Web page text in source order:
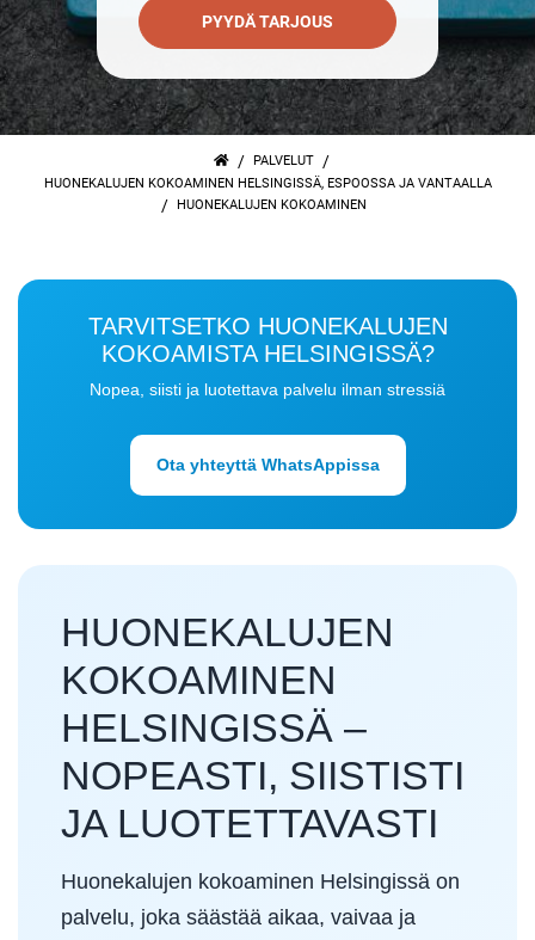
PYYDÄ TARJOUS
/ PALVELUT /
HUONEKALUJEN KOKOAMINEN HELSINGISSÄ, ESPOOSSA JA VANTAALLA
/ HUONEKALUJEN KOKOAMINEN
TARVITSETKO HUONEKALUJEN
KOKOAMISTA HELSINGISSÄ?
Nopea, siisti ja luotettava palvelu ilman stressiä
Ota yhteyttä WhatsAppissa
HUONEKALUJEN
KOKOAMINEN
HELSINGISSÄ –
NOPEASTI, SIISTISTI
JA LUOTETTAVASTI
Huonekalujen kokoaminen Helsingissä on
palvelu, joka säästää aikaa, vaivaa ja